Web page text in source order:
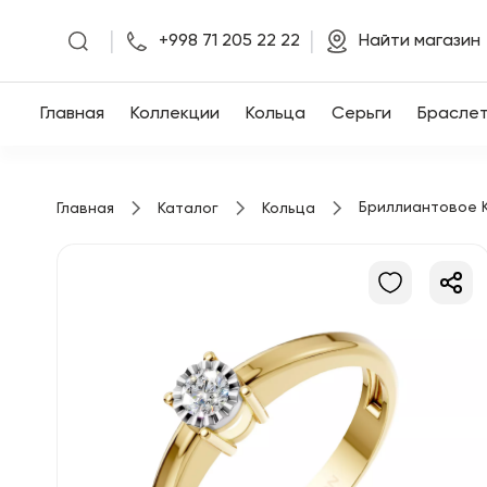
Главная
+998 71 205 22 22 Найти магазин
Главная Коллекции Кольца Серьги
Главная Каталог Кольца Бриллиантовое